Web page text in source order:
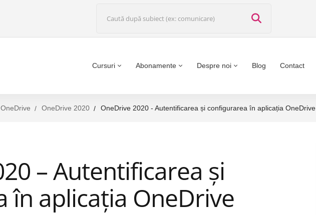
Cursuri Abonamente Despre noi Blog Contact
OneDrive OneDrive 2020 OneDrive 2020 - Autentificarea și configurarea în aplicația OneDrive
– Autentificarea și
în aplicația OneDrive